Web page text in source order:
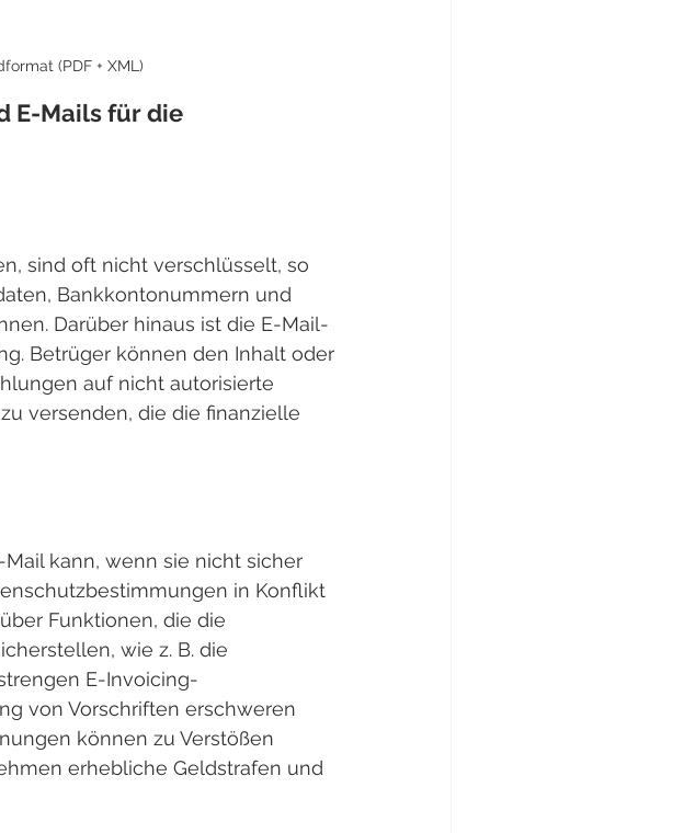
(PDF + XML)
E-Mails für die
sind oft nicht verschlüsselt, so
Bankkontonummern und
Darüber hinaus ist die E-Mail-
Betrüger können den Inhalt oder
auf nicht autorisierte
versenden, die die finanzielle
kann, wenn sie nicht sicher
in Konflikt
Funktionen, die die
wie z. B. die
E-Invoicing-
von Vorschriften erschweren
können zu Verstößen
erhebliche Geldstrafen und